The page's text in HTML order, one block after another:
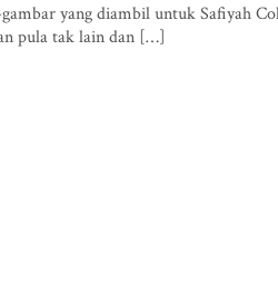
yang diambil untuk Safiyah
pula tak lain dan […]